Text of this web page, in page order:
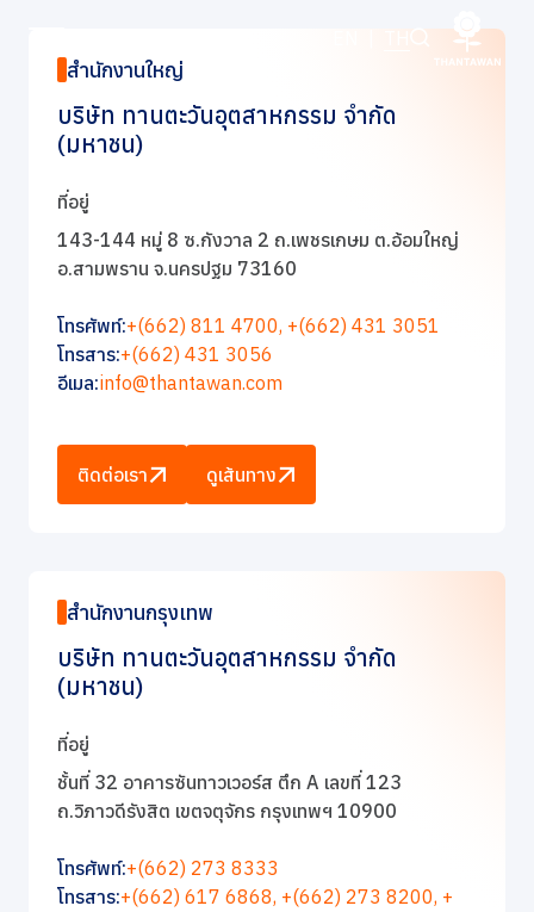
หน้าหลัก
เกี่ยวกับเรา
ธุรกิจของเรา
แบรนด์ของเรา
การพัฒนาอย่างยั่งยืน
ข่าวสารและกิจกรรม
ร่วมงานกับเรา
ติดต่อเรา
สำนักงานใหญ่
บริษัท ทานตะวันอุตสาหกรรม จำกัด
(มหาชน)
ที่อยู่
143-144 หมู่ 8 ซ.กังวาล 2 ถ.เพชรเกษม ต.อ้อมใหญ่
อ.สามพราน จ.นครปฐม 73160
โทรศัพท์:+(662) 811 4700, +(662) 431 3051
โทรสาร:+(662) 431 3056
อีเมล:info@thantawan.com
ติดต่อเรา ดูเส้นทาง
สำนักงานกรุงเทพ
บริษัท ทานตะวันอุตสาหกรรม จำกัด
(มหาชน)
ที่อยู่
ชั้นที่ 32 อาคารซันทาวเวอร์ส ตึก A เลขที่ 123
ถ.วิภาวดีรังสิต เขตจตุจักร กรุงเทพฯ 10900
โทรศัพท์:+(662) 273 8333
โทรสาร:+(662) 617 6868, +(662) 273 8200, +